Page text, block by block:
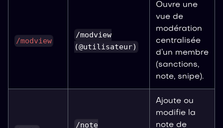
/modview
/modview
(@utilisateur)
Ouvre une
vue de
modération
centralisée
d’un membre
(sanctions,
note, snipe).
/note
Ajoute ou
modifie la
note de